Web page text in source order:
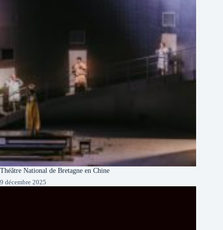
Théâtre National de Bretagne en Chine
9 décembre 2025